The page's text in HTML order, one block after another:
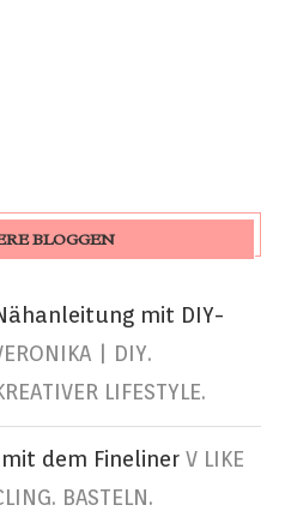
BLOGGEN
mit DIY-
| DIY.
LIFESTYLE.
dem Fineliner V LIKE
BASTELN.